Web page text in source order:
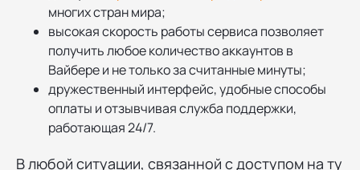
многих стран мира;
высокая скорость работы сервиса позволяет
получить любое количество аккаунтов в
Вайбере и не только за считанные минуты;
дружественный интерфейс, удобные способы
оплаты и отзывчивая служба поддержки,
работающая 24/7.
В любой ситуации, связанной с доступом на ту